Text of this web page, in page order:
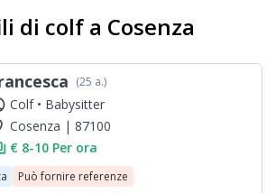
di colf a Cosenza
(25 a.)
Colf • Babysitter
Cosenza | 87100
€ 8-10 Per ora
Può fornire referenze